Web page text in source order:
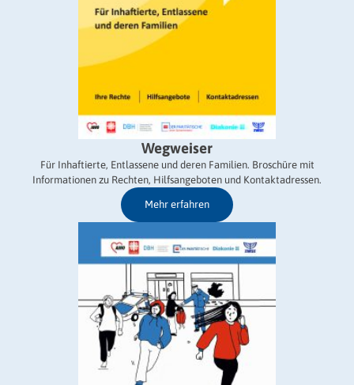
Wegweiser
Für Inhaftierte, Entlassene und deren Familien. Broschüre mit
Informationen zu Rechten, Hilfsangeboten und Kontaktadressen.
Mehr erfahren